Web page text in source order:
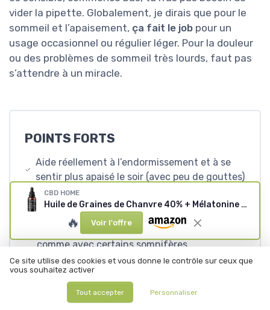
vider la pipette. Globalement, je dirais que pour le
sommeil et l’apaisement, ça fait le job pour un
usage occasionnel ou régulier léger. Pour la douleur
ou des problèmes de sommeil très lourds, faut pas
s’attendre à un miracle.
POINTS FORTS
Aide réellement à l’endormissement et à se
sentir plus apaisé le soir (avec peu de gouttes)
Composition simple, bio, 100% végétale,
fabriquée et contrôlée en Europe
Pas de sensation de "gueule de bois" le matin
comme avec certains somnifères
POINTS FAIBLES
CBD HOME
Huile de Graines de Chanvre 40% + Mélatonine - 30 ml - Base de noix de coco et graines de chanvre bio - Pressé à froid - Sans additifs ni solvants - 100% végétal - Certifié bio UE 30 ml (Lot de 1) 40%
🔥 Voir l'offre
Ce site utilise des cookies et vous donne le contrôle sur ceux que
vous souhaitez activer
Tout accepter Personnaliser